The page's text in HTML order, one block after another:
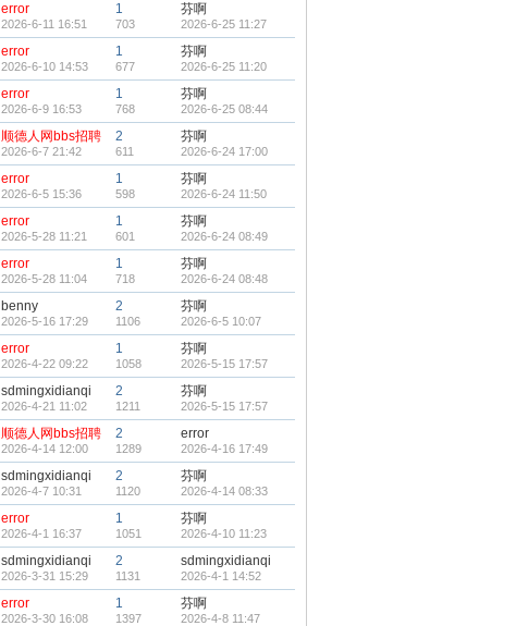
error
2026-6-11 16:51
1
703
芬啊
2026-6-25 11:27
error
2026-6-10 14:53
1
677
芬啊
2026-6-25 11:20
error
2026-6-9 16:53
1
768
芬啊
2026-6-25 08:44
顺德人网bbs招聘
2026-6-7 21:42
2
611
芬啊
2026-6-24 17:00
error
2026-6-5 15:36
1
598
芬啊
2026-6-24 11:50
error
2026-5-28 11:21
1
601
芬啊
2026-6-24 08:49
error
2026-5-28 11:04
1
718
芬啊
2026-6-24 08:48
benny
2026-5-16 17:29
2
1106
芬啊
2026-6-5 10:07
error
2026-4-22 09:22
1
1058
芬啊
2026-5-15 17:57
sdmingxidianqi
2026-4-21 11:02
2
1211
芬啊
2026-5-15 17:57
顺德人网bbs招聘
2026-4-14 12:00
2
1289
error
2026-4-16 17:49
sdmingxidianqi
2026-4-7 10:31
2
1120
芬啊
2026-4-14 08:33
error
2026-4-1 16:37
1
1051
芬啊
2026-4-10 11:23
sdmingxidianqi
2026-3-31 15:29
2
1131
sdmingxidianqi
2026-4-1 14:52
error
2026-3-30 16:08
1
1397
芬啊
2026-4-8 11:47